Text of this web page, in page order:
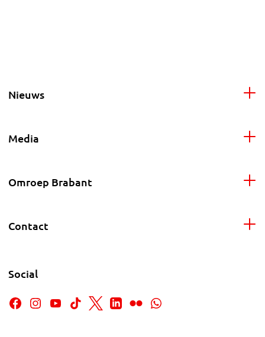
Nieuws
Media
Omroep Brabant
Contact
Social